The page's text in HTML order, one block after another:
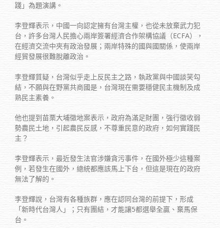
踐」為題演講。
李登輝表示，中國一向認定擁有台灣主權，也從未放棄武力犯
台，許多台灣人民擔心兩岸簽署經濟合作架構協議（ECFA），
在經濟交流中夾有政治發展；兩岸特殊的國與國關係，使兩岸
經貿發展很難脫離政治。
李登輝質疑，台灣似乎走上反民主之路，執政黨與中國談笑勾
結，不願與在野黨共商國是，台灣現在需要穩健民主機制及成
熟民主素養。
他也提到苗栗大埔徵地案表示，政府為滿足財團，強行徵收弱
勢農民土地，引起農民反感，不尊重民意的政府，如何實踐民
主？
李登輝表示，最近發生法官涉嫌貪污事件，在國外極少這種案
例，若發生在國外，總統都應該馬上下台，但這是現在的政府
無法了解的。
李登輝說，台灣有各種族群，應在認同台灣的前提下，形成
「新時代台灣人」；只有團結，才能讓5都選舉全贏、棄馬保
台。